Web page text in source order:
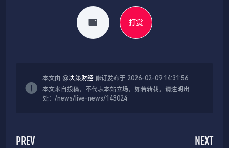
打赏
本文由 @决策财经 修订发布于 2026-02-09 14:31:56
本文来自投稿，不代表本站立场，如若转载，请注明出
处：/news/live-news/143024
PREV NEXT